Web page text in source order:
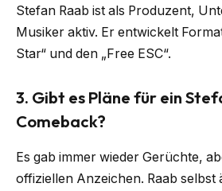
Stefan Raab ist als Produzent,
Musiker aktiv. Er entwickelt
Star“ und den „Free ESC“.
3. Gibt es Pläne für ein
Comeback?
Es gab immer wieder Gerüchte,
offiziellen Anzeichen. Raab selbst